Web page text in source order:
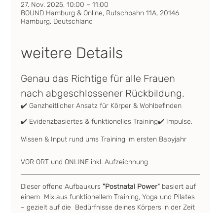
27. Nov. 2025, 10:00 – 11:00
BOUND Hamburg & Online, Rutschbahn 11A, 20146
Hamburg, Deutschland
weitere Details
Genau das Richtige für alle Frauen
nach abgeschlossener Rückbildung.
✔️ Ganzheitlicher Ansatz für Körper & Wohlbefinden
✔️ Evidenzbasiertes & funktionelles Training✔️ Impulse,
Wissen & Input rund ums Training im ersten Babyjahr
VOR ORT und ONLINE inkl. Aufzeichnung
Dieser offene Aufbaukurs "Postnatal Power" basiert auf
einem  Mix aus funktionellem Training, Yoga und Pilates
– gezielt auf die  Bedürfnisse deines Körpers in der Zeit